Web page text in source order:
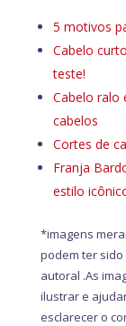
5 motivos
Cabelo
teste!
Cabelo ralo
cabelos
Cortes de
Franja
estilo
*imagens
podem ter
autoral .As
ilustrar e
esclarecer o